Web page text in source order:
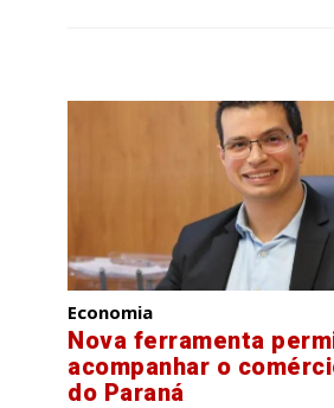
Economia
Nova ferramenta
acompanhar o
do Paraná